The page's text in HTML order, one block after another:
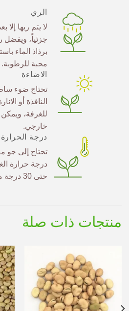
الري
لا يتم ريها إلا
جزئياً، ويفضل
برذاذ الماء
محبة للرطوبة.
الاضاءة
تحتاج ضوء
النافذة أو
للغرفة،
خارجي.
درجة الحرارة
تحتاج إلى جو
درجة حرارة
حتى 30 درجة مئوية.
منتجات ذات صلة